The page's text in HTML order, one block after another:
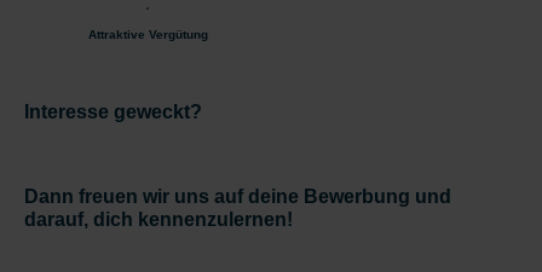
Attraktive Vergütung
Interesse geweckt?
Dann freuen wir uns auf deine Bewerbung und
darauf, dich kennenzulernen!